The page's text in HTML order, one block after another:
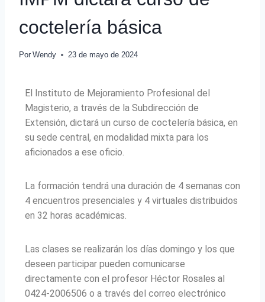
coctelería básica
Por Wendy 23 de mayo de 2024
El Instituto de Mejoramiento Profesional del
Magisterio, a través de la Subdirección de
Extensión, dictará un curso de coctelería básica, en
su sede central, en modalidad mixta para los
aficionados a ese oficio.
La formación tendrá una duración de 4 semanas con
4 encuentros presenciales y 4 virtuales distribuidos
en 32 horas académicas.
Las clases se realizarán los días domingo y los que
deseen participar pueden comunicarse
directamente con el profesor Héctor Rosales al
0424-2006506 o a través del correo electrónico